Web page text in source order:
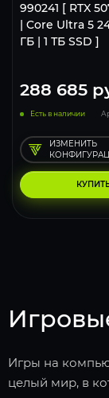
990241 [ RTX
| Core Ultra 5
ГБ | 1 ТБ SSD ]
288 685
Есть в наличии
ИЗМЕНИТЬ
Игры на
целый мир, в